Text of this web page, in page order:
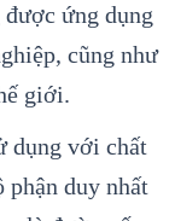
ứng dụng
cũng như
giới.
dụng với chất
duy nhất